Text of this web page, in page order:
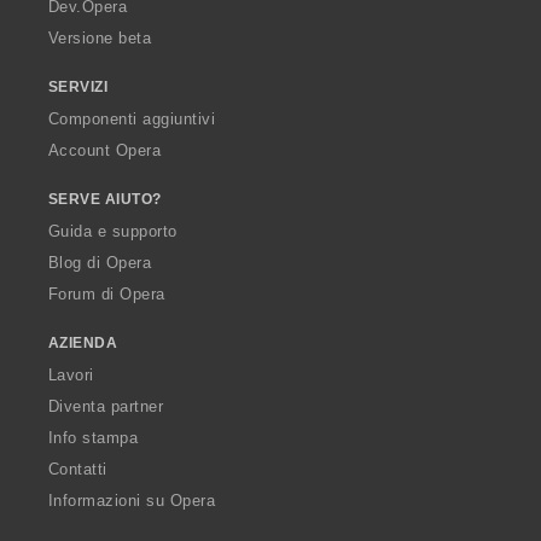
Dev.Opera
Versione beta
SERVIZI
Componenti aggiuntivi
Account Opera
SERVE AIUTO?
Guida e supporto
Blog di Opera
Forum di Opera
AZIENDA
Lavori
Diventa partner
Info stampa
Contatti
Informazioni su Opera